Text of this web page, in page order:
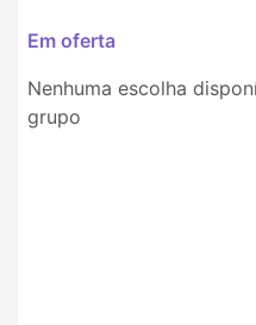
Em oferta
Nenhuma escolha
grupo